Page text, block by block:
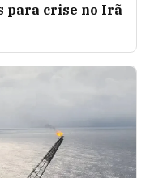
para crise no Irã